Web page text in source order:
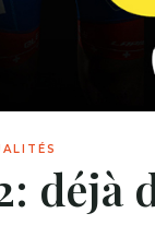
déjà